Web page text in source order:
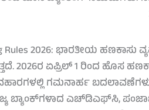
Rules 2026: ಭಾರತೀಯ
2026ರ ಏಪ್ರಿಲ್ 1 ರಿಂದ ಹೊಸ
ಗಮನಾರ್ಹ
ಬ್ಯಾಂಕ್‌ಗಳಾದ ಎಚ್‌ಡಿಎಫ್‌ಸಿ,